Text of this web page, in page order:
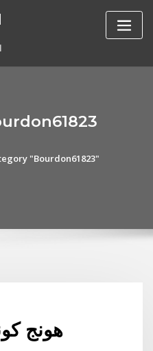
"Bourdon61823"
هونج